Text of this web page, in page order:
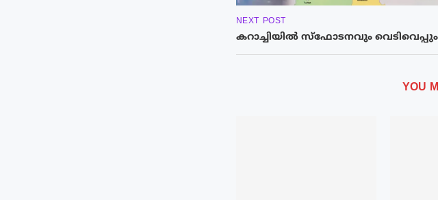
NEXT POST
കറാച്ചിയിൽ സ്ഫോടനവും
YOU